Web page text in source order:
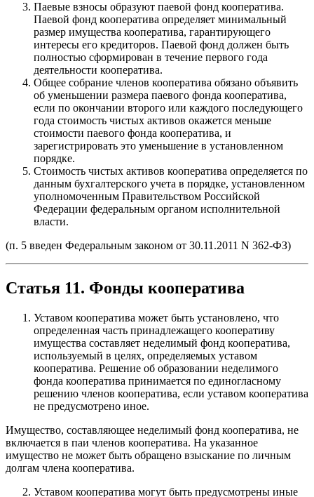
Паевые взносы образуют паевой фонд кооператива.
Паевой фонд кооператива определяет минимальный
размер имущества кооператива, гарантирующего
интересы его кредиторов. Паевой фонд должен быть
полностью сформирован в течение первого года
деятельности кооператива.
Общее собрание членов кооператива обязано объявить
об уменьшении размера паевого фонда кооператива,
если по окончании второго или каждого последующего
года стоимость чистых активов окажется меньше
стоимости паевого фонда кооператива, и
зарегистрировать это уменьшение в установленном
порядке.
Стоимость чистых активов кооператива определяется по
данным бухгалтерского учета в порядке, установленном
уполномоченным Правительством Российской
Федерации федеральным органом исполнительной
власти.
(п. 5 введен Федеральным законом от 30.11.2011 N 362-ФЗ)
Статья 11. Фонды кооператива
Уставом кооператива может быть установлено, что
определенная часть принадлежащего кооперативу
имущества составляет неделимый фонд кооператива,
используемый в целях, определяемых уставом
кооператива. Решение об образовании неделимого
фонда кооператива принимается по единогласному
решению членов кооператива, если уставом кооператива
не предусмотрено иное.
Имущество, составляющее неделимый фонд кооператива, не
включается в паи членов кооператива. На указанное
имущество не может быть обращено взыскание по личным
долгам члена кооператива.
Уставом кооператива могут быть предусмотрены иные